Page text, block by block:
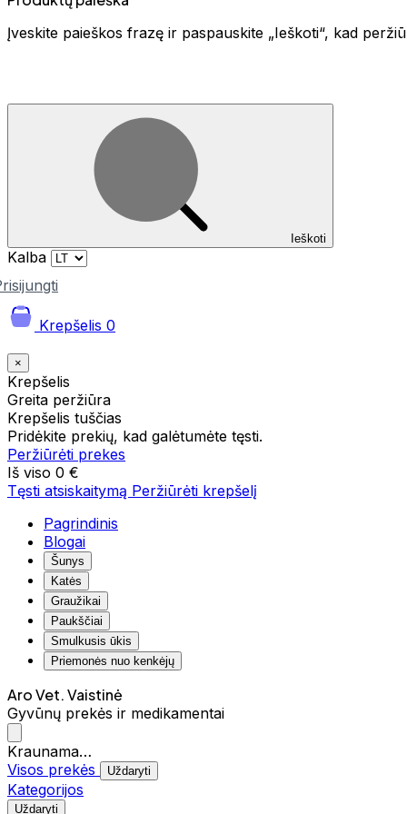
Įveskite paieškos frazę ir paspauskite „Ieškoti“, kad
Ieškoti
Kalba
Krepšelis 0
×
Krepšelis
Greita peržiūra
Krepšelis tuščias
Pridėkite prekių, kad galėtumėte tęsti.
Peržiūrėti prekes
Iš viso 0 €
Tęsti atsiskaitymą Peržiūrėti krepšelį
Pagrindinis
Blogai
Šunys
Katės
Graužikai
Paukščiai
Smulkusis ūkis
Priemonės nuo kenkėjų
Aro Vet. Vaistinė
Gyvūnų prekės ir medikamentai
Kraunama…
Visos prekės
Uždaryti
Kategorijos
Uždaryti